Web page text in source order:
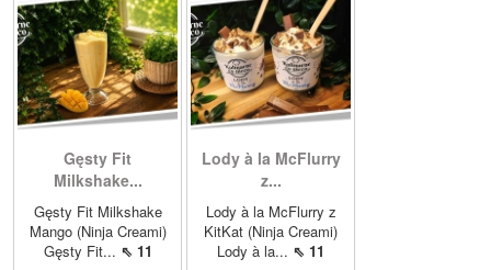
Gęsty Fit
Milkshake...
Gęsty Fit Milkshake
Mango (Ninja Creami)
Gęsty Fit... ⇖ 11
Lody à la McFlurry
z...
Lody à la McFlurry z
KitKat (Ninja Creami)
Lody à la... ⇖ 11